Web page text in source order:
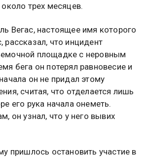
около трех месяцев.
Вегас, настоящее имя которого
что инцидент
площадке с неровным
бега он потерял равновесие и
он не придал этому
считая, что отделается лишь
его рука начала онеметь.
он узнал, что у него вывих
пришлось остановить участие в